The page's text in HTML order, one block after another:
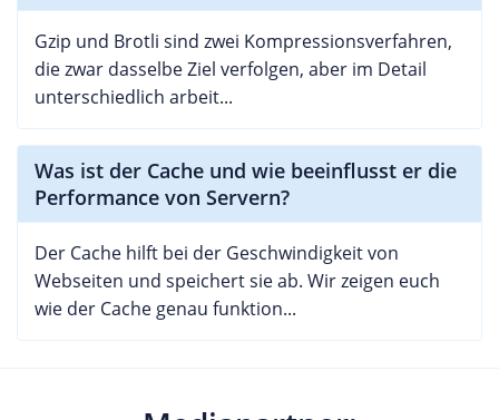
Gzip und Brotli sind zwei Kompressionsverfahren,
die zwar dasselbe Ziel verfolgen, aber im Detail
unterschiedlich arbeit...
Was ist der Cache und wie beeinflusst er die
Performance von Servern?
Der Cache hilft bei der Geschwindigkeit von
Webseiten und speichert sie ab. Wir zeigen euch
wie der Cache genau funktion...